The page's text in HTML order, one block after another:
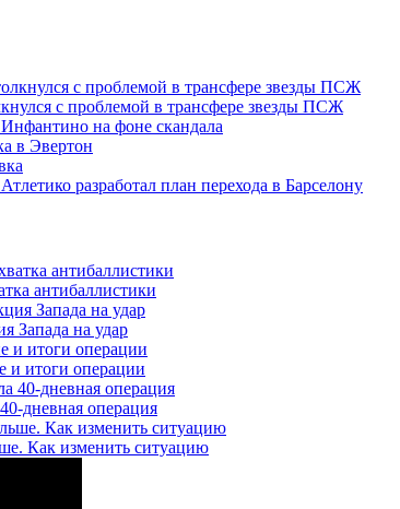
с проблемой в трансфере звезды ПСЖ
на фоне скандала
в Эвертон
разработал план перехода в Барселону
антибаллистики
Запада на удар
и итоги операции
дневная операция
Как изменить ситуацию